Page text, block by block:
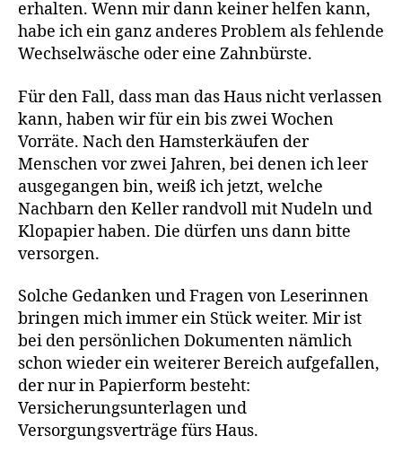
erhalten. Wenn mir dann keiner helfen kann,
habe ich ein ganz anderes Problem als fehlende
Wechselwäsche oder eine Zahnbürste.
Für den Fall, dass man das Haus nicht verlassen
kann, haben wir für ein bis zwei Wochen
Vorräte. Nach den Hamsterkäufen der
Menschen vor zwei Jahren, bei denen ich leer
ausgegangen bin, weiß ich jetzt, welche
Nachbarn den Keller randvoll mit Nudeln und
Klopapier haben. Die dürfen uns dann bitte
versorgen.
Solche Gedanken und Fragen von Leserinnen
bringen mich immer ein Stück weiter. Mir ist
bei den persönlichen Dokumenten nämlich
schon wieder ein weiterer Bereich aufgefallen,
der nur in Papierform besteht:
Versicherungsunterlagen und
Versorgungsverträge fürs Haus.